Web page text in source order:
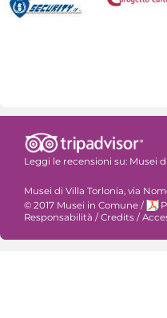
Leggi le recensioni su: Musei
Musei di Villa Torlonia, via
© 2017 Musei in Comune /
Responsabilità / Credits /